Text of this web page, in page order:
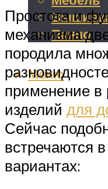
Панно
Меню
Простота и
механизма
породила
применение в
изделий для
Сейчас
встречаются
вариантах: